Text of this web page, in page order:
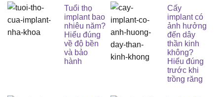
Tuổi thọ
implant bao
nhiêu năm?
Hiểu đúng
về độ bền
và bảo
hành
Cấy
implant có
ảnh hưởng
đến dây
thần kinh
không?
Hiểu đúng
trước khi
trồng răng